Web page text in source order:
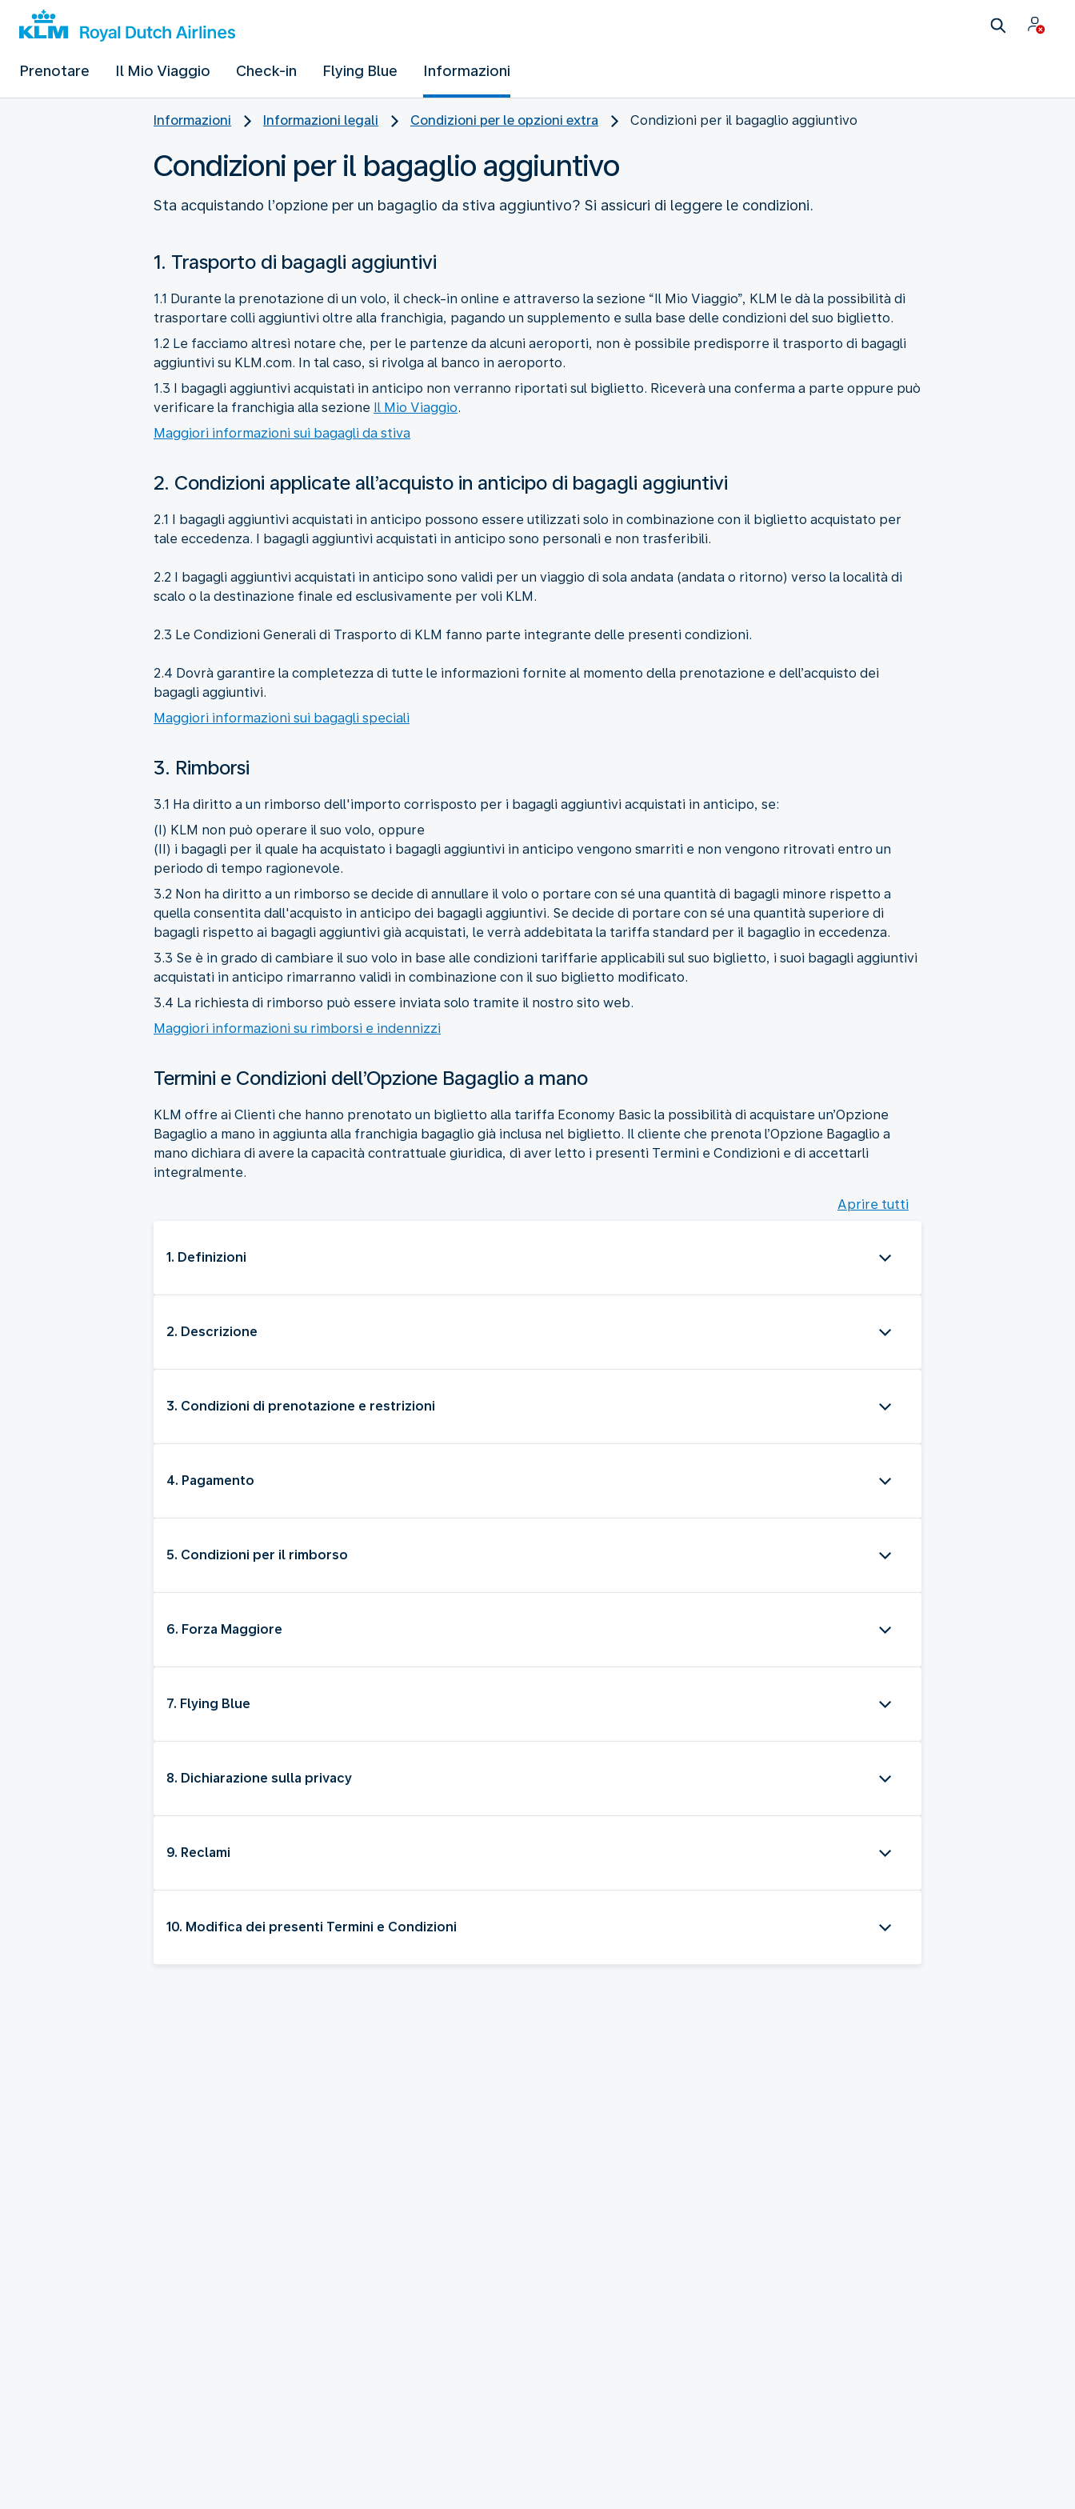
Prenotare Il Mio Viaggio Check-in Flying Blue Informazioni
Informazioni Informazioni legali Condizioni per le opzioni extra Condizioni per il bagaglio aggiuntivo
Condizioni per il bagaglio aggiuntivo
Sta acquistando l’opzione per un bagaglio da stiva aggiuntivo? Si assicuri di leggere le condizioni.
1. Trasporto di bagagli aggiuntivi
1.1 Durante la prenotazione di un volo, il check-in online e attraverso la sezione “Il Mio Viaggio”, KLM le dà la possibilità di
trasportare colli aggiuntivi oltre alla franchigia, pagando un supplemento e sulla base delle condizioni del suo biglietto.
1.2 Le facciamo altresì notare che, per le partenze da alcuni aeroporti, non è possibile predisporre il trasporto di bagagli
aggiuntivi su KLM.com. In tal caso, si rivolga al banco in aeroporto.
1.3 I bagagli aggiuntivi acquistati in anticipo non verranno riportati sul biglietto. Riceverà una conferma a parte oppure può
verificare la franchigia alla sezione Il Mio Viaggio.
Maggiori informazioni sui bagagli da stiva
2. Condizioni applicate all’acquisto in anticipo di bagagli aggiuntivi
2.1 I bagagli aggiuntivi acquistati in anticipo possono essere utilizzati solo in combinazione con il biglietto acquistato per
tale eccedenza. I bagagli aggiuntivi acquistati in anticipo sono personali e non trasferibili.
2.2 I bagagli aggiuntivi acquistati in anticipo sono validi per un viaggio di sola andata (andata o ritorno) verso la località di
scalo o la destinazione finale ed esclusivamente per voli KLM.
2.3 Le Condizioni Generali di Trasporto di KLM fanno parte integrante delle presenti condizioni.
2.4 Dovrà garantire la completezza di tutte le informazioni fornite al momento della prenotazione e dell’acquisto dei
bagagli aggiuntivi.
Maggiori informazioni sui bagagli speciali
3. Rimborsi
3.1 Ha diritto a un rimborso dell'importo corrisposto per i bagagli aggiuntivi acquistati in anticipo, se:
(I) KLM non può operare il suo volo, oppure
(II) i bagagli per il quale ha acquistato i bagagli aggiuntivi in anticipo vengono smarriti e non vengono ritrovati entro un
periodo di tempo ragionevole.
3.2 Non ha diritto a un rimborso se decide di annullare il volo o portare con sé una quantità di bagagli minore rispetto a
quella consentita dall'acquisto in anticipo dei bagagli aggiuntivi. Se decide di portare con sé una quantità superiore di
bagagli rispetto ai bagagli aggiuntivi già acquistati, le verrà addebitata la tariffa standard per il bagaglio in eccedenza.
3.3 Se è in grado di cambiare il suo volo in base alle condizioni tariffarie applicabili sul suo biglietto, i suoi bagagli aggiuntivi
acquistati in anticipo rimarranno validi in combinazione con il suo biglietto modificato.
3.4 La richiesta di rimborso può essere inviata solo tramite il nostro sito web.
Maggiori informazioni su rimborsi e indennizzi
Termini e Condizioni dell’Opzione Bagaglio a mano
KLM offre ai Clienti che hanno prenotato un biglietto alla tariffa Economy Basic la possibilità di acquistare un’Opzione
Bagaglio a mano in aggiunta alla franchigia bagaglio già inclusa nel biglietto. Il cliente che prenota l’Opzione Bagaglio a
mano dichiara di avere la capacità contrattuale giuridica, di aver letto i presenti Termini e Condizioni e di accettarli
integralmente.
Aprire tutti
1. Definizioni
2. Descrizione
3. Condizioni di prenotazione e restrizioni
4. Pagamento
5. Condizioni per il rimborso
6. Forza Maggiore
7. Flying Blue
8. Dichiarazione sulla privacy
9. Reclami
10. Modifica dei presenti Termini e Condizioni